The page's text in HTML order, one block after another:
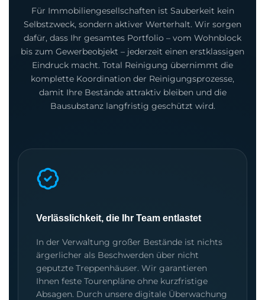
Für Immobiliengesellschaften ist Sauberkeit kein
Selbstzweck, sondern aktiver Werterhalt. Wir sorgen
dafür, dass Ihr gesamtes Portfolio – vom Wohnblock
bis zum Gewerbeobjekt – jederzeit einen erstklassigen
Eindruck macht. Total Reinigung übernimmt die
komplette Koordination der Reinigungsprozesse,
damit Ihre Bestände attraktiv bleiben und die
Bausubstanz langfristig geschützt wird.
Verlässlichkeit, die Ihr Team entlastet
In der Verwaltung großer Bestände ist nichts
ärgerlicher als Beschwerden über nicht
geputzte Treppenhäuser. Wir garantieren
Ihnen feste Tourenpläne ohne kurzfristige
Absagen. Durch unsere digitale Überwachung